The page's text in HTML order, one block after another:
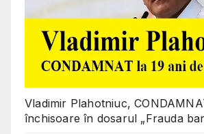
Vladimir Plahotniuc,
închisoare în dosarul „Frauda